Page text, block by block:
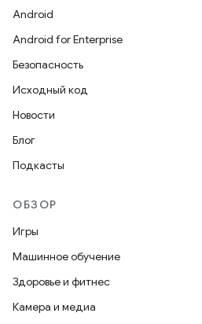
Android
Android for Enterprise
Безопасность
Исходный код
Новости
Блог
Подкасты
ОБЗОР
Игры
Машинное обучение
Здоровье и фитнес
Камера и медиа